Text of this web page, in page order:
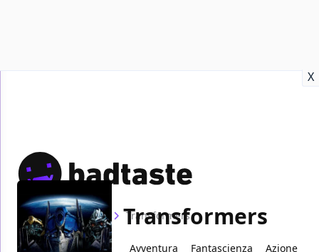
X
Home Film Transformers
Transformers
Avventura Fantascienza
Azione